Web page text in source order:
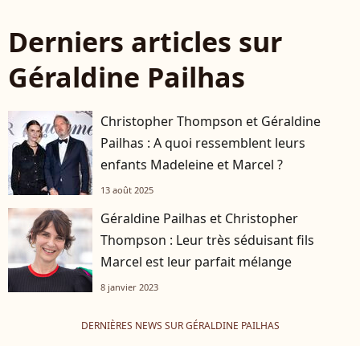
Derniers articles sur
Géraldine Pailhas
Christopher Thompson et Géraldine
Pailhas : A quoi ressemblent leurs
enfants Madeleine et Marcel ?
13 août 2025
Géraldine Pailhas et Christopher
Thompson : Leur très séduisant fils
Marcel est leur parfait mélange
8 janvier 2023
DERNIÈRES NEWS SUR GÉRALDINE PAILHAS